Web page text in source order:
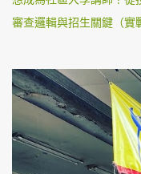
審查邏輯與招生關鍵（實